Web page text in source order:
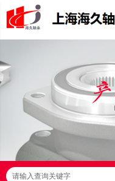
请输入查询关键字